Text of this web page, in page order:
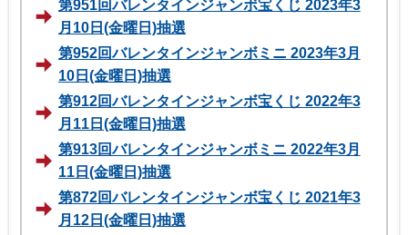
第951回バレンタインジャンボ宝くじ 2023年3
月10日(金曜日)抽選
第952回バレンタインジャンボミニ 2023年3月
10日(金曜日)抽選
第912回バレンタインジャンボ宝くじ 2022年3
月11日(金曜日)抽選
第913回バレンタインジャンボミニ 2022年3月
11日(金曜日)抽選
第872回バレンタインジャンボ宝くじ 2021年3
月12日(金曜日)抽選